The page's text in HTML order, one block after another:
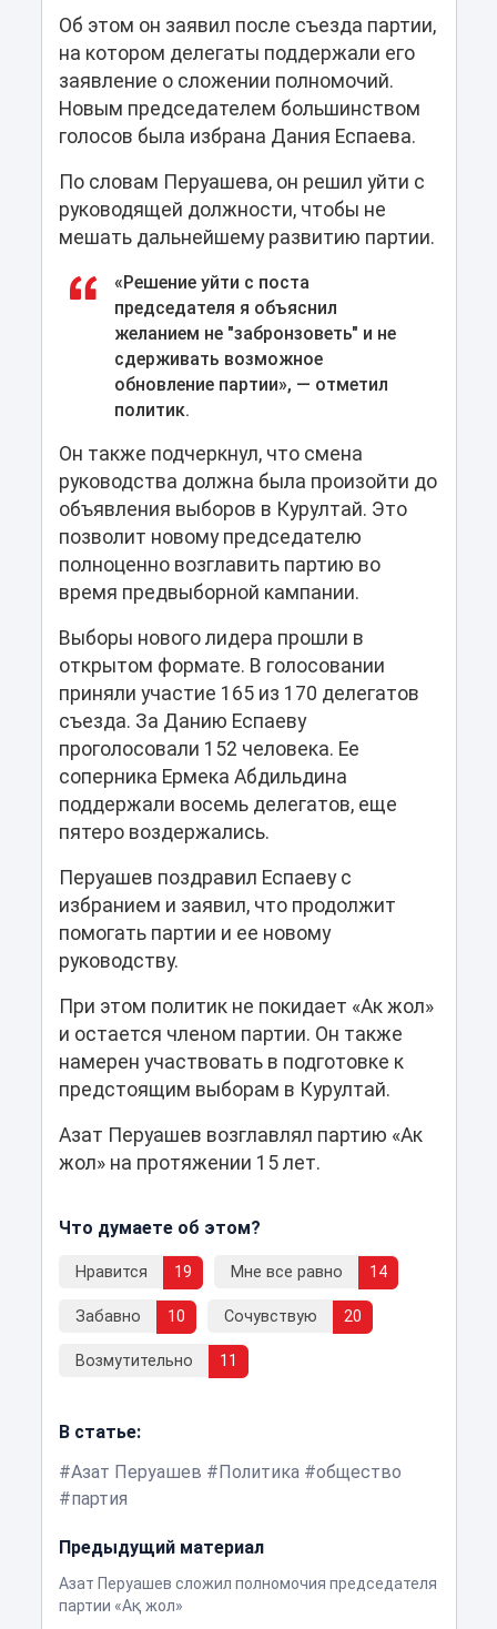
Об этом он заявил после съезда партии,
на котором делегаты поддержали его
заявление о сложении полномочий.
Новым председателем большинством
голосов была избрана Дания Еспаева.
По словам Перуашева, он решил уйти с
руководящей должности, чтобы не
мешать дальнейшему развитию партии.
«Решение уйти с поста
председателя я объяснил
желанием не "забронзоветь" и не
сдерживать возможное
обновление партии», — отметил
политик.
Он также подчеркнул, что смена
руководства должна была произойти до
объявления выборов в Курултай. Это
позволит новому председателю
полноценно возглавить партию во
время предвыборной кампании.
Выборы нового лидера прошли в
открытом формате. В голосовании
приняли участие 165 из 170 делегатов
съезда. За Данию Еспаеву
проголосовали 152 человека. Ее
соперника Ермека Абдильдина
поддержали восемь делегатов, еще
пятеро воздержались.
Перуашев поздравил Еспаеву с
избранием и заявил, что продолжит
помогать партии и ее новому
руководству.
При этом политик не покидает «Ак жол»
и остается членом партии. Он также
намерен участвовать в подготовке к
предстоящим выборам в Курултай.
Азат Перуашев возглавлял партию «Ак
жол» на протяжении 15 лет.
Что думаете об этом?
Нравится 19 Мне все равно 14
Забавно 10 Сочувствую 20
Возмутительно 11
В статье:
Азат Перуашев
Политика
общество
партия
Предыдущий материал
Азат Перуашев сложил полномочия председателя
партии «Ақ жол»